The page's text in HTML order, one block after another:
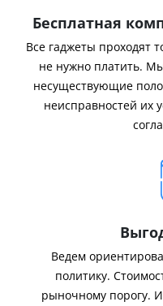
Бесплатная
Все гаджеты проходят
не нужно платить.
несуществующие
неисправностей их
Ведем
политику.
рыночному порогу.